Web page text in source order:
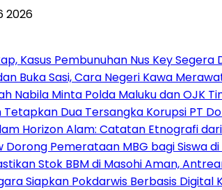
2026
Kasus Pembunuhan Nus Key Segera
Buka Sasi, Cara Negeri Kawa
Nabila Minta Polda Maluku dan OJK
Dua Tersangka Korupsi PT
Horizon Alam: Catatan Etnografi
Dorong Pemerataan MBG bagi Siswa
Stok BBM di Masohi Aman,
Siapkan Pokdarwis Berbasis Digital